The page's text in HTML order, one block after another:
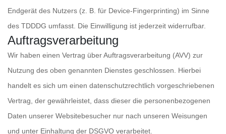
Endgerät des Nutzers (z. B. für Device-Fingerprinting) im Sinne
des TDDDG umfasst. Die Einwilligung ist jederzeit widerrufbar.
Auftragsverarbeitung
Wir haben einen Vertrag über Auftragsverarbeitung (AVV) zur
Nutzung des oben genannten Dienstes geschlossen. Hierbei
handelt es sich um einen datenschutzrechtlich vorgeschriebenen
Vertrag, der gewährleistet, dass dieser die personenbezogenen
Daten unserer Websitebesucher nur nach unseren Weisungen
und unter Einhaltung der DSGVO verarbeitet.